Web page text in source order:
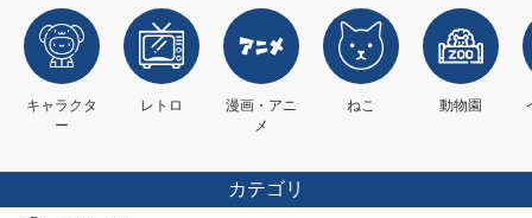
キャラクタ
ー
レトロ
漫画・アニ
メ
ねこ 動物園
カテゴリ